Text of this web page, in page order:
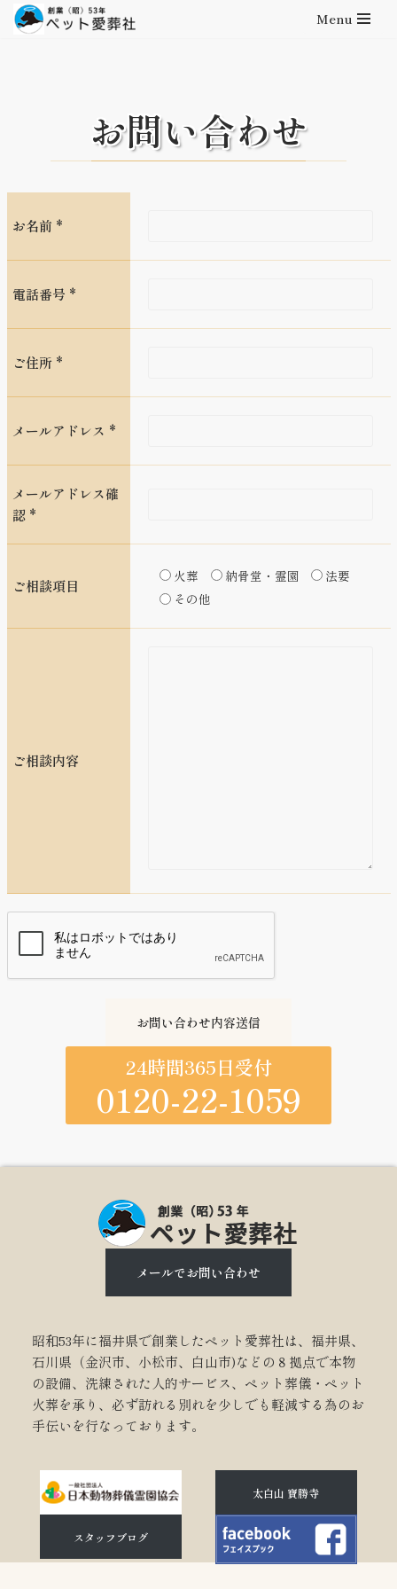
キ
ッ
Menu
お問い合わせ
お名前 *
電話番号 *
ご住所 *
メールアドレス *
メールアドレス確
認 *
ご相談項目
火葬 納骨堂・霊園
法要
その他
ご相談内容
24時間365日受付
0120-22-1059
メールでお問い合わせ
昭和53年に福井県で創業したペット愛葬社は、福井県、
石川県（金沢市、小松市、白山市)などの８拠点で本物
の設備、洗練された人的サービス、ペット葬儀・ペット
火葬を承り、必ず訪れる別れを少しでも軽減する為のお
手伝いを行なっております。
太白山 寶勝寺
スタッフブログ